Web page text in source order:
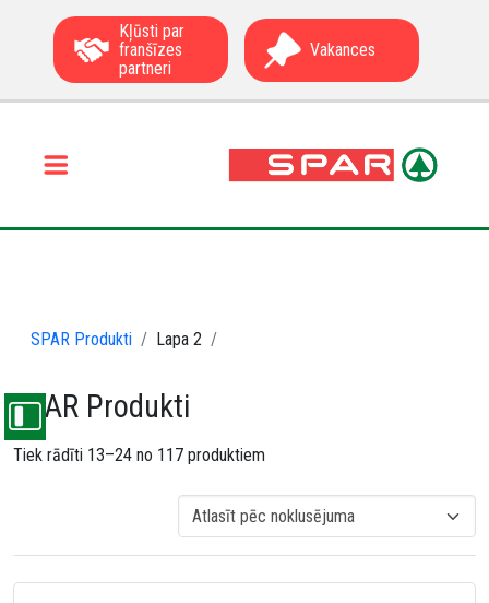
Kļūsti par
franšīzes
partneri
Vakances
SPAR Produkti Lapa 2
SPAR Produkti
Tiek rādīti 13–24 no 117 produktiem